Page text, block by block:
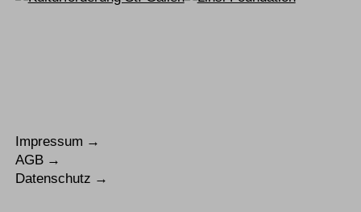
Impressum
AGB
Datenschutz